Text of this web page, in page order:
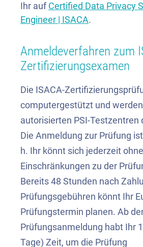
Ihr auf Certified Data Privacy
Engineer | ISACA.
Anmeldeverfahren zum
Zertifizierungsexamen
Die ISACA-
computergestützt und
autorisierten PSI-Testzentren
Die Anmeldung zur Prüfung
h. Ihr könnt sich jederzeit ohne
Einschränkungen zu der
Bereits 48 Stunden nach
Prüfungsgebühren könnt Ihr
Prüfungstermin planen. Ab
Prüfungsanmeldung habt Ihr
Tage) Zeit, um die Prüfung